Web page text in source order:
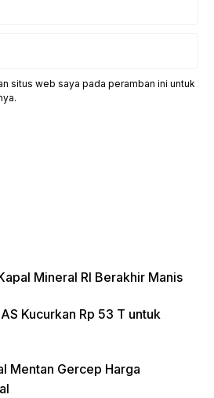
situs web saya pada peramban ini untuk
Mineral RI Berakhir Manis
Kucurkan Rp 53 T untuk
Mentan Gercep Harga